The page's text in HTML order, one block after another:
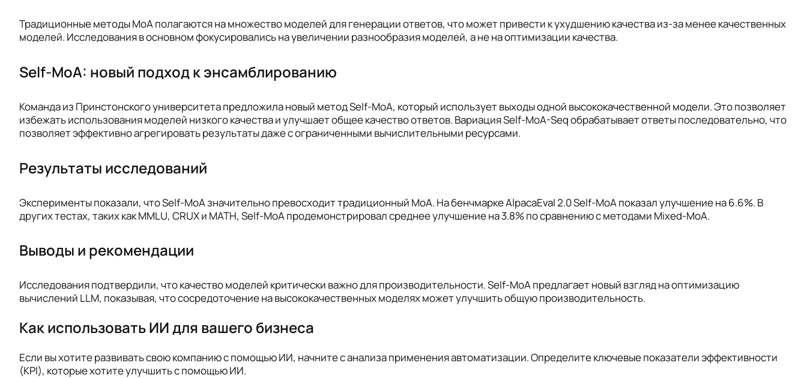
Традиционные методы MoA полагаются на множество моделей для генерации ответов, что может привести к ухудшению качества из-за менее качественных
моделей. Исследования в основном фокусировались на увеличении разнообразия моделей, а не на оптимизации качества.
Self-MoA: новый подход к энсамблированию
Команда из Принстонского университета предложила новый метод Self-MoA, который использует выходы одной высококачественной модели. Это позволяет
избежать использования моделей низкого качества и улучшает общее качество ответов. Вариация Self-MoA-Seq обрабатывает ответы последовательно, что
позволяет эффективно агрегировать результаты даже с ограниченными вычислительными ресурсами.
Результаты исследований
Эксперименты показали, что Self-MoA значительно превосходит традиционный MoA. На бенчмарке AlpacaEval 2.0 Self-MoA показал улучшение на 6.6%. В
других тестах, таких как MMLU, CRUX и MATH, Self-MoA продемонстрировал среднее улучшение на 3.8% по сравнению с методами Mixed-MoA.
Выводы и рекомендации
Исследования подтвердили, что качество моделей критически важно для производительности. Self-MoA предлагает новый взгляд на оптимизацию
вычислений LLM, показывая, что сосредоточение на высококачественных моделях может улучшить общую производительность.
Как использовать ИИ для вашего бизнеса
Если вы хотите развивать свою компанию с помощью ИИ, начните с анализа применения автоматизации. Определите ключевые показатели эффективности
(KPI), которые хотите улучшить с помощью ИИ.